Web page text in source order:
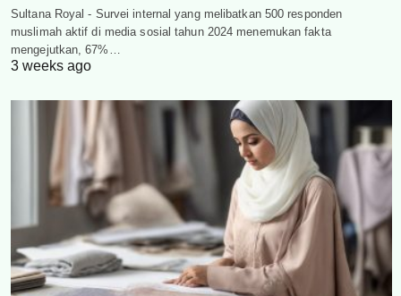
Sultana Royal - Survei internal yang melibatkan 500 responden
muslimah aktif di media sosial tahun 2024 menemukan fakta
mengejutkan, 67%…
3 weeks ago